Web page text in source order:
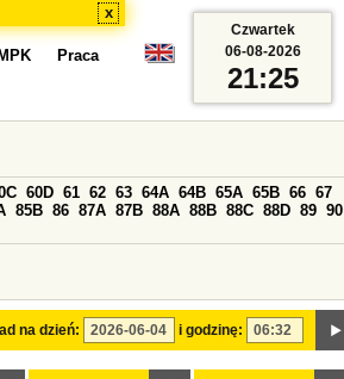
x
Praca
na dzień: i godzinę:
60D 61 62 63 64A 64B 65A 65B 66 67
85B 86 87A 87B 88A 88B 88C 88D 89 90
Czwartek
06-08-2026
21:25